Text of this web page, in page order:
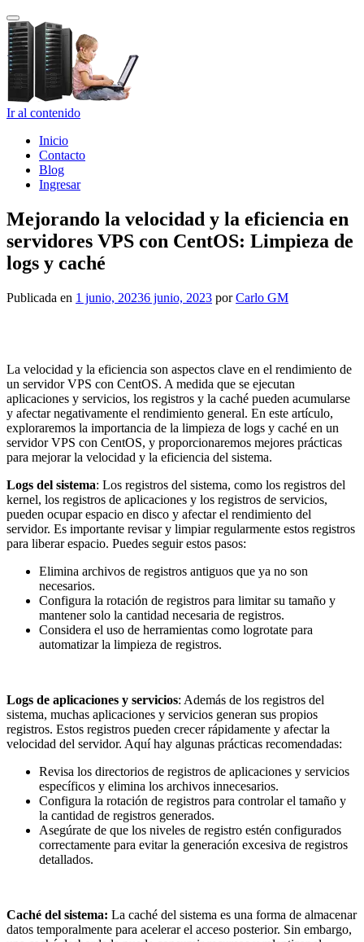
Cambiar navegación
Ir al contenido
Inicio
Contacto
Blog
Ingresar
Mejorando la velocidad y la eficiencia en
servidores VPS con CentOS: Limpieza de
logs y caché
Publicada en 1 junio, 20236 junio, 2023 porCarlo GM
La velocidad y la eficiencia son aspectos clave en el rendimiento de
un servidor VPS con CentOS. A medida que se ejecutan
aplicaciones y servicios, los registros y la caché pueden acumularse
y afectar negativamente el rendimiento general. En este artículo,
exploraremos la importancia de la limpieza de logs y caché en un
servidor VPS con CentOS, y proporcionaremos mejores prácticas
para mejorar la velocidad y la eficiencia del sistema.
Logs del sistema: Los registros del sistema, como los registros del
kernel, los registros de aplicaciones y los registros de servicios,
pueden ocupar espacio en disco y afectar el rendimiento del
servidor. Es importante revisar y limpiar regularmente estos registros
para liberar espacio. Puedes seguir estos pasos:
Elimina archivos de registros antiguos que ya no son
necesarios.
Configura la rotación de registros para limitar su tamaño y
mantener solo la cantidad necesaria de registros.
Considera el uso de herramientas como logrotate para
automatizar la limpieza de registros.
Logs de aplicaciones y servicios: Además de los registros del
sistema, muchas aplicaciones y servicios generan sus propios
registros. Estos registros pueden crecer rápidamente y afectar la
velocidad del servidor. Aquí hay algunas prácticas recomendadas:
Revisa los directorios de registros de aplicaciones y servicios
específicos y elimina los archivos innecesarios.
Configura la rotación de registros para controlar el tamaño y
la cantidad de registros generados.
Asegúrate de que los niveles de registro estén configurados
correctamente para evitar la generación excesiva de registros
detallados.
Caché del sistema: La caché del sistema es una forma de almacenar
datos temporalmente para acelerar el acceso posterior. Sin embargo,